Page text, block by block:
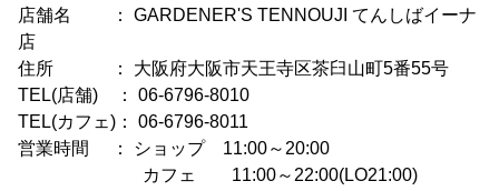
店舗名 ： GARDENER'S TENNOUJI てんしばイーナ
店
住所 ： 大阪府大阪市天王寺区茶臼山町5番55号
TEL(店舗) ： 06-6796-8010
TEL(カフェ)： 06-6796-8011
営業時間 ： ショップ 11:00～20:00
カフェ 11:00～22:00(LO21:00)